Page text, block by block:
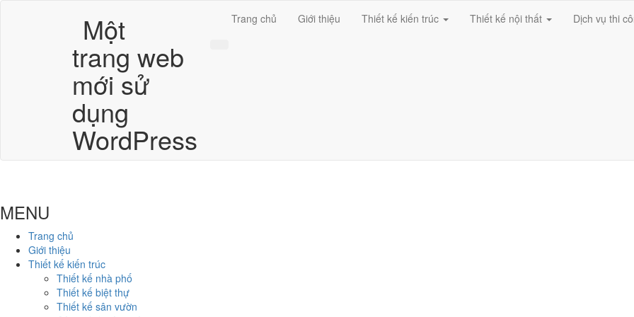
Một
trang web
mới sử
dụng
WordPress
Trang chủ Giới thiệu Thiết kế kiến trúc Thiết kế nội thất Dịch vụ thi
MENU
Trang chủ
Giới thiệu
Thiết kế kiến trúc
Thiết kế nhà phố
Thiết kế biệt thự
Thiết kế sân vườn